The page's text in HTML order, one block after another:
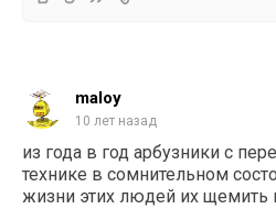
maloy
10 лет назад
из года в год арбузники с
технике в сомнительном
жизни этих людей их щемить